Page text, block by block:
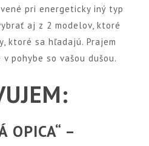
pri energeticky iný typ
aj z 2 modelov, ktoré
ktoré sa hľadajú. Prajem
pohybe so vašou dušou.
OPICA“ –